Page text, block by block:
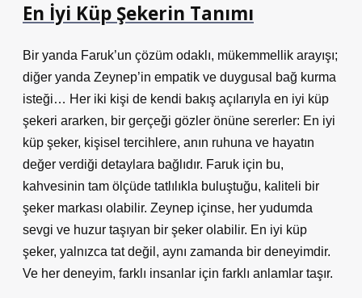
En İyi Küp Şekerin Tanımı
Bir yanda Faruk’un çözüm odaklı, mükemmellik arayışı;
diğer yanda Zeynep’in empatik ve duygusal bağ kurma
isteği… Her iki kişi de kendi bakış açılarıyla en iyi küp
şekeri ararken, bir gerçeği gözler önüne sererler: En iyi
küp şeker, kişisel tercihlere, anın ruhuna ve hayatın
değer verdiği detaylara bağlıdır. Faruk için bu,
kahvesinin tam ölçüde tatlılıkla buluştuğu, kaliteli bir
şeker markası olabilir. Zeynep içinse, her yudumda
sevgi ve huzur taşıyan bir şeker olabilir. En iyi küp
şeker, yalnızca tat değil, aynı zamanda bir deneyimdir.
Ve her deneyim, farklı insanlar için farklı anlamlar taşır.